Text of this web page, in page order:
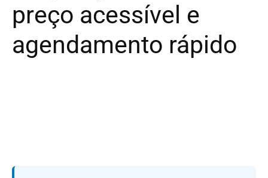
preço acessível e
agendamento rápido